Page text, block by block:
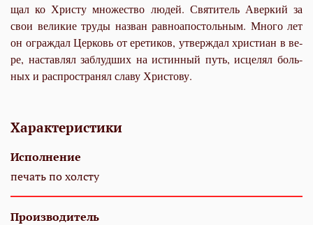
щал ко Хри­сту мно­же­ство лю­дей. Свя­ти­тель Авер­кий за
свои ве­ли­кие тру­ды на­зван рав­ноап­о­столь­ным. Мно­го лет
он ограж­дал Цер­ковь от ере­ти­ков, утвер­ждал хри­сти­ан в ве­
ре, на­став­лял за­блуд­ших на ис­тин­ный путь, ис­це­лял боль­
ных и ра­спро­стра­нял сла­ву Хри­сто­ву.
Характеристики
Исполнение
печать по холсту
Производитель